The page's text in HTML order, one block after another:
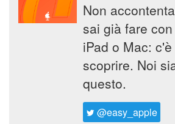
Non
sai già fare
iPad o Mac:
scoprire. Noi
questo.
@easy_apple